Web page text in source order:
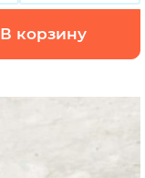
В корзину